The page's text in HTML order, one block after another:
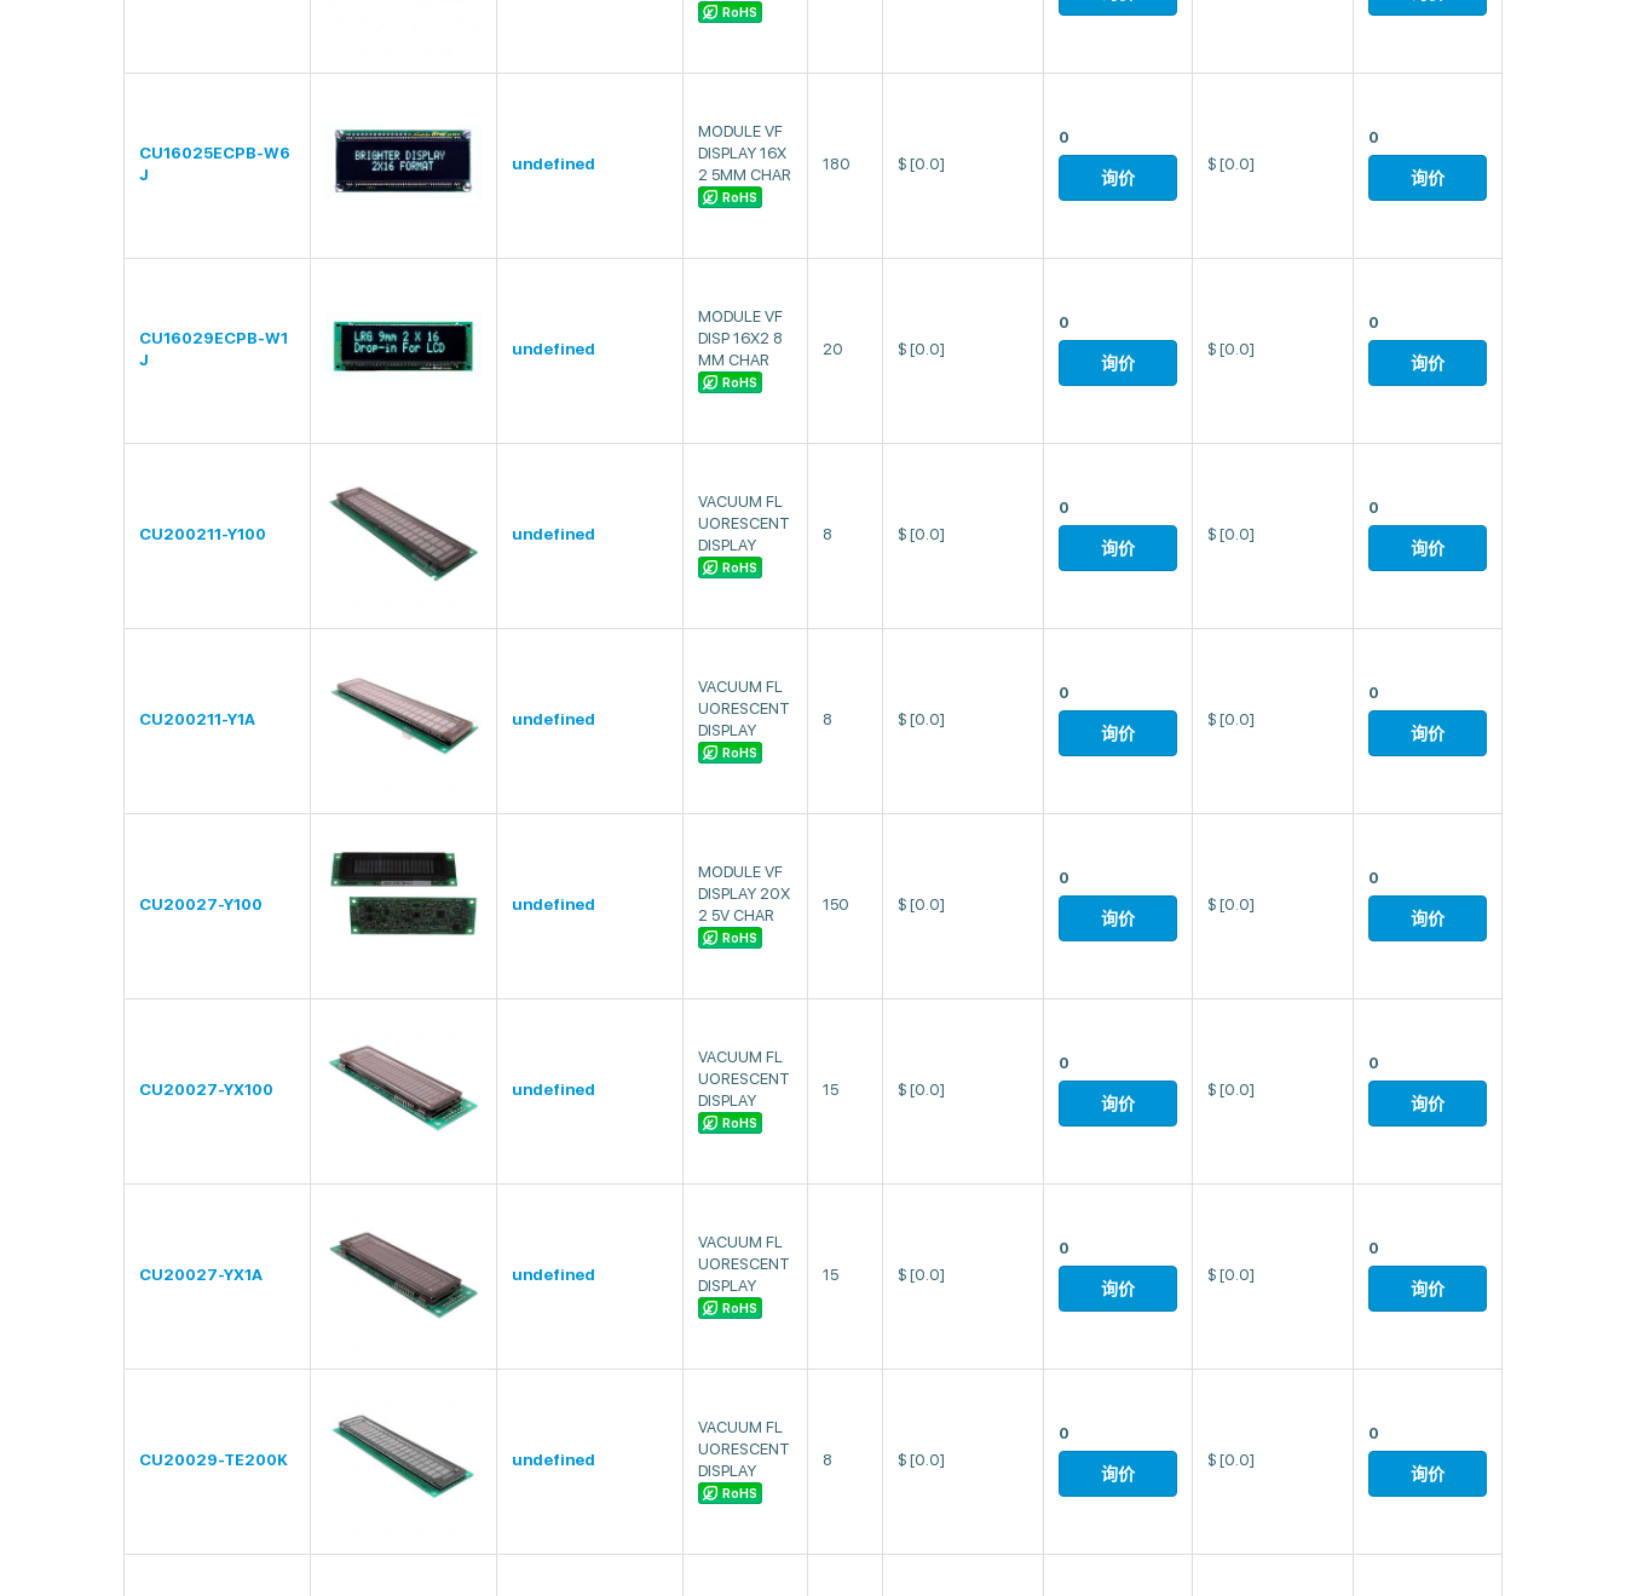
RoHS
CU16025ECPB-W6
J
undefined
MODULE VF
DISPLAY 16X
2 5MM CHAR
RoHS
180 $ [0.0]
0
询价
$ [0.0]
0
询价
CU16029ECPB-W1
J
undefined
MODULE VF
DISP 16X2 8
MM CHAR
RoHS
20 $ [0.0]
0
询价
$ [0.0]
0
询价
CU200211-Y100 undefined
VACUUM FL
UORESCENT
DISPLAY
RoHS
8 $ [0.0]
0
询价
$ [0.0]
0
询价
CU200211-Y1A undefined
VACUUM FL
UORESCENT
DISPLAY
RoHS
8 $ [0.0]
0
询价
$ [0.0]
0
询价
CU20027-Y100 undefined
MODULE VF
DISPLAY 20X
2 5V CHAR
RoHS
150 $ [0.0]
0
询价
$ [0.0]
0
询价
CU20027-YX100 undefined
VACUUM FL
UORESCENT
DISPLAY
RoHS
15 $ [0.0]
0
询价
$ [0.0]
0
询价
CU20027-YX1A undefined
VACUUM FL
UORESCENT
DISPLAY
RoHS
15 $ [0.0]
0
询价
$ [0.0]
0
询价
CU20029-TE200K undefined
VACUUM FL
UORESCENT
DISPLAY
RoHS
8 $ [0.0]
0
询价
$ [0.0]
0
询价